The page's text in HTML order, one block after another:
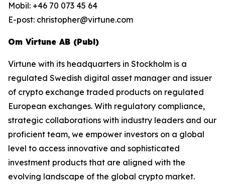
Mobil: +46 70 073 45 64
E-post: christopher@virtune.com
Om Virtune AB (Publ)
Virtune with its headquarters in Stockholm is a
regulated Swedish digital asset manager and issuer
of crypto exchange traded products on regulated
European exchanges. With regulatory compliance,
strategic collaborations with industry leaders and our
proficient team, we empower investors on a global
level to access innovative and sophisticated
investment products that are aligned with the
evolving landscape of the global crypto market.